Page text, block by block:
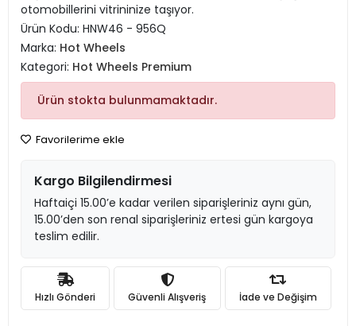
otomobillerini vitrininize taşıyor.
Ürün Kodu: HNW46 - 956Q
Marka: Hot Wheels
Kategori: Hot Wheels Premium
Ürün stokta bulunmamaktadır.
Favorilerime ekle
Kargo Bilgilendirmesi
Haftaiçi 15.00’e kadar verilen siparişleriniz aynı gün,
15.00’den son renal siparişleriniz ertesi gün kargoya
teslim edilir.
Hızlı Gönderi Güvenli Alışveriş İade ve Değişim